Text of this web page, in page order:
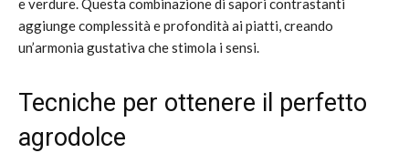
e verdure. Questa combinazione di sapori contrastanti
aggiunge complessità e profondità ai piatti, creando
un’armonia gustativa che stimola i sensi.
Tecniche per ottenere il perfetto
agrodolce